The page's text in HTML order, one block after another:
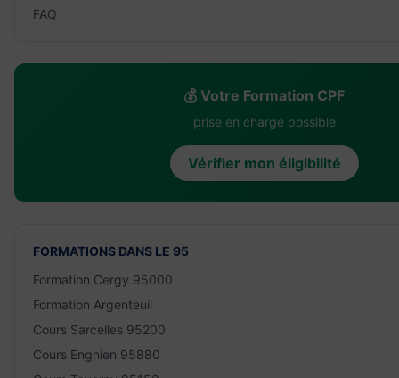
FAQ
💰 Votre Formation CPF
prise en charge possible
Vérifier mon éligibilité
FORMATIONS DANS LE 95
Formation Cergy 95000
Formation Argenteuil
Cours Sarcelles 95200
Cours Enghien 95880